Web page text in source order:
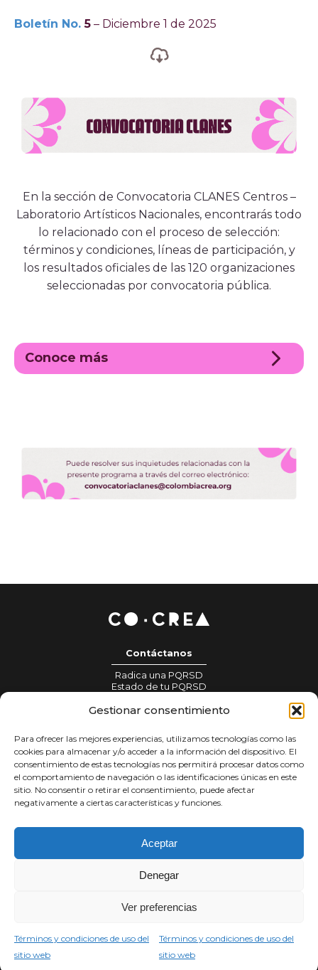
Gestionar consentimiento
Para ofrecer las mejores experiencias, utilizamos tecnologías como las
cookies para almacenar y/o acceder a la información del dispositivo. El
consentimiento de estas tecnologías nos permitirá procesar datos como
el comportamiento de navegación o las identificaciones únicas en este
sitio. No consentir o retirar el consentimiento, puede afectar
negativamente a ciertas características y funciones.
Aceptar
Denegar
Ver preferencias
Términos y condiciones de uso del
sitio web
Términos y condiciones de uso del
sitio web
Boletín No.5 – Diciembre 1 de 2025
En la sección de Convocatoria CLANES Centros –
Laboratorio Artísticos Nacionales, encontrarás todo
lo relacionado con el proceso de selección:
términos y condiciones, líneas de participación, y
los resultados oficiales de las 120 organizaciones
seleccionadas por convocatoria pública.
Conoce más
Contáctanos
Radica una PQRSD
Estado de tu PQRSD
Información para prensa:
Notificaciones judiciales:
notificacionesjudiciales@colombiacrea.org
Tratamiento de datos
Política de privacidad
Carrera 9 #77 - 67 · Edificio Torre Unika · Oficina 203
© 2026